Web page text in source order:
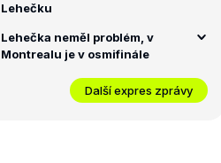
Lehečku
Lehečka neměl problém, v
Montrealu je v osmifinále
Další expres zprávy